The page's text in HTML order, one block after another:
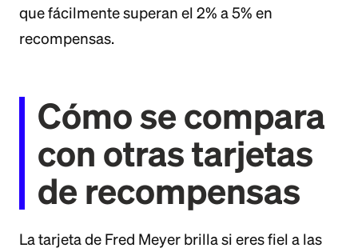
que fácilmente superan el 2% a 5% en
recompensas.
Cómo se compara
con otras tarjetas
de recompensas
La tarjeta de Fred Meyer brilla si eres fiel a las